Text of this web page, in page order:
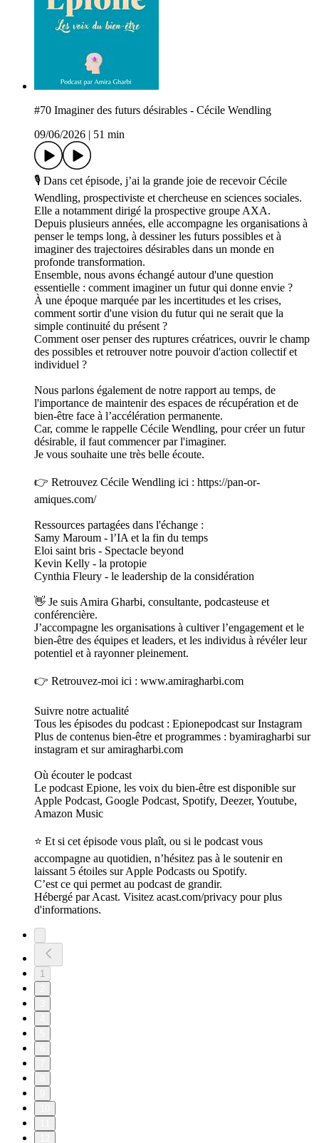
#70 Imaginer des futurs désirables - Cécile Wendling
09/06/2026
51 min
🎙️ Dans cet épisode, j’ai la grande joie de recevoir Cécile
Wendling, prospectiviste et chercheuse en sciences sociales.
Elle a notamment dirigé la prospective groupe AXA.
Depuis plusieurs années, elle accompagne les organisations à
penser le temps long, à dessiner les futurs possibles et à
imaginer des trajectoires désirables dans un monde en
profonde transformation.
Ensemble, nous avons échangé autour d'une question
essentielle : comment imaginer un futur qui donne envie ?
À une époque marquée par les incertitudes et les crises,
comment sortir d'une vision du futur qui ne serait que la
simple continuité du présent ?
Comment oser penser des ruptures créatrices, ouvrir le champ
des possibles et retrouver notre pouvoir d'action collectif et
individuel ?
Nous parlons également de notre rapport au temps, de
l'importance de maintenir des espaces de récupération et de
bien-être face à l’accélération permanente.
Car, comme le rappelle Cécile Wendling, pour créer un futur
désirable, il faut commencer par l'imaginer.
Je vous souhaite une très belle écoute.
👉 Retrouvez Cécile Wendling ici : https://pan-or-
amiques.com/
Ressources partagées dans l'échange :
Samy Maroum - l’IA et la fin du temps
Eloi saint bris - Spectacle beyond
Kevin Kelly - la protopie
Cynthia Fleury - le leadership de la considération
👋 Je suis Amira Gharbi, consultante, podcasteuse et
conférencière.
J’accompagne les organisations à cultiver l’engagement et le
bien-être des équipes et leaders, et les individus à révéler leur
potentiel et à rayonner pleinement.
👉 Retrouvez-moi ici : www.amiragharbi.com
Suivre notre actualité
Tous les épisodes du podcast : Epionepodcast sur Instagram
Plus de contenus bien-être et programmes : byamiragharbi sur
instagram et sur amiragharbi.com
Où écouter le podcast
Le podcast Epione, les voix du bien-être est disponible sur
Apple Podcast, Google Podcast, Spotify, Deezer, Youtube,
Amazon Music
⭐ Et si cet épisode vous plaît, ou si le podcast vous
accompagne au quotidien, n’hésitez pas à le soutenir en
laissant 5 étoiles sur Apple Podcasts ou Spotify.
C’est ce qui permet au podcast de grandir.
Hébergé par Acast. Visitez acast.com/privacy pour plus
d'informations.
1